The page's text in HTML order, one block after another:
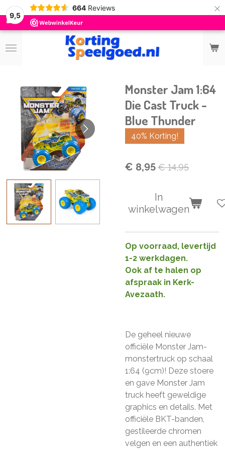
9,5
664 Reviews ×
Monster Jam 1:64
Die Cast Truck -
Blue Thunder
40% Korting!
€ 8,95€ 14,95
In
winkelwagen
Op voorraad, levertijd
1-2 werkdagen.
Ook af te halen op
afspraak in Kerk-
Avezaath.
De geheel nieuwe
officiële Monster Jam-
monstertruck op schaal
1:64 (9cm)! Deze stoere
en gave Monster Jam
truck heeft geweldige
graphics en details. Met
officiële BKT-banden,
gestileerde chromen
velgen en een authentiek